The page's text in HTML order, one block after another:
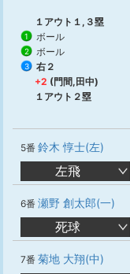
１アウト１,３塁
1 ボール
2 ボール
3
右２
+2 (門間,田中)
１アウト２塁
5番 鈴木 惇士(左)
左飛
6番 瀬野 創太郎(一)
死球
7番 菊地 大翔(中)